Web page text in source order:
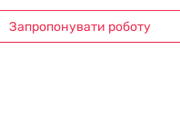
Запропонувати роботу